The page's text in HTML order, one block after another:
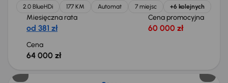
2.0 BlueHDi 177 KM Automat 7 miejsc +6 kolejnych
Miesięczna rata
od 381 zł
Cena promocyjna
60 000 zł
Cena
64 000 zł
Możliwość odliczenia VAT